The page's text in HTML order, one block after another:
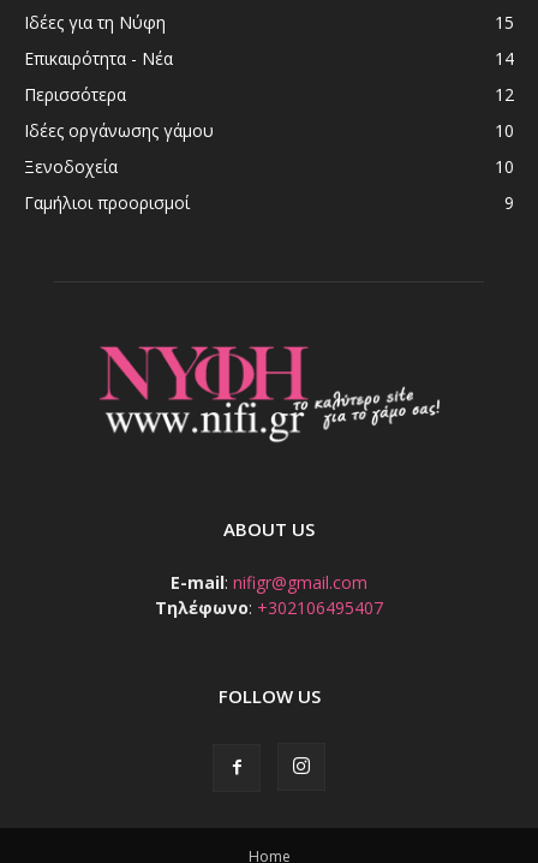
Ιδέες για τη Νύφη
15
Επικαιρότητα - Νέα
14
Περισσότερα
12
Ιδέες οργάνωσης γάμου
10
Ξενοδοχεία
10
Γαμήλιοι προορισμοί
9
ABOUT US
E-mail: nifigr@gmail.com
Τηλέφωνο: +302106495407
FOLLOW US
Home